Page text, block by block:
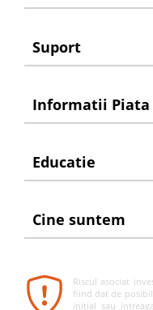
Suport
Informatii Piata
Educatie
Cine suntem
Riscul asociat
fiind dat de
initial sau